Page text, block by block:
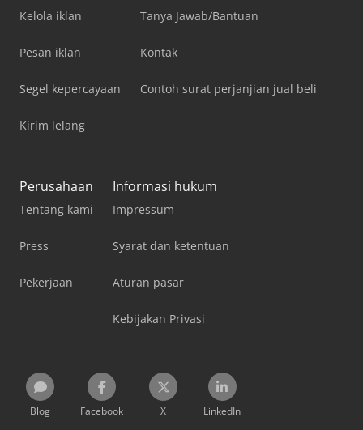
Kelola iklan
Pesan iklan
Segel kepercayaan
Kirim lelang
Tanya Jawab/Bantuan
Kontak
Contoh surat perjanjian jual beli
Perusahaan
Tentang kami
Press
Pekerjaan
Informasi hukum
Impressum
Syarat dan ketentuan
Aturan pasar
Kebijakan Privasi
Blog Facebook X LinkedIn